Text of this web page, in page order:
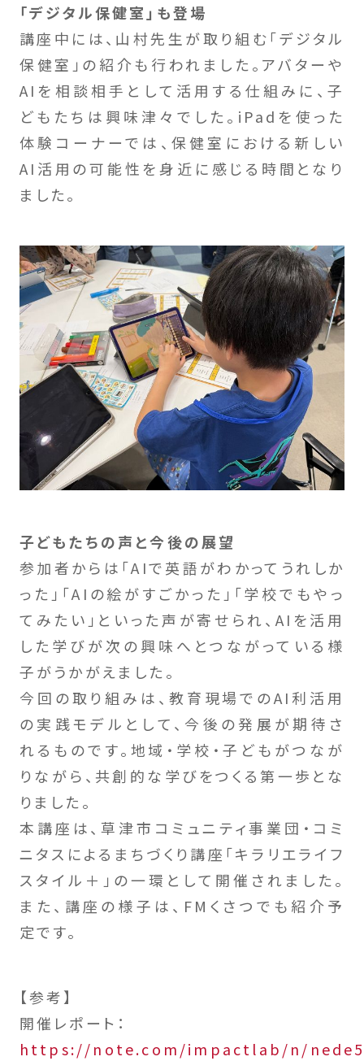
「デジタル保健室」も登場
講座中には、山村先生が取り組む「デジタル
保健室」の紹介も行われました。アバターや
AIを相談相手として活用する仕組みに、子
どもたちは興味津々でした。iPadを使った
体験コーナーでは、保健室における新しい
AI活用の可能性を身近に感じる時間となり
ました。
子どもたちの声と今後の展望
参加者からは「AIで英語がわかってうれしか
った」「AIの絵がすごかった」「学校でもやっ
てみたい」といった声が寄せられ、AIを活用
した学びが次の興味へとつながっている様
子がうかがえました。
今回の取り組みは、教育現場でのAI利活用
の実践モデルとして、今後の発展が期待さ
れるものです。地域・学校・子どもがつなが
りながら、共創的な学びをつくる第一歩とな
りました。
本講座は、草津市コミュニティ事業団・コミ
ニタスによるまちづくり講座「キラリエライフ
スタイル＋」の一環として開催されました。
また、講座の様子は、FMくさつでも紹介予
定です。
【参考】
開催レポート：
https://note.com/impactlab/n/